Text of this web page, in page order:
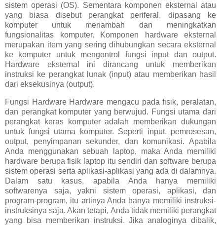
sistem operasi (OS). Sementara komponen eksternal atau
yang biasa disebut perangkat periferal, dipasang ke
komputer untuk menambah dan meningkatkan
fungsionalitas komputer. Komponen hardware eksternal
merupakan item yang sering dihubungkan secara eksternal
ke komputer untuk mengontrol fungsi input dan output.
Hardware eksternal ini dirancang untuk memberikan
instruksi ke perangkat lunak (input) atau memberikan hasil
dari eksekusinya (output).
Fungsi Hardware Hardware mengacu pada fisik, peralatan,
dan perangkat komputer yang berwujud. Fungsi utama dari
perangkat keras komputer adalah memberikan dukungan
untuk fungsi utama komputer. Seperti input, pemrosesan,
output, penyimpanan sekunder, dan komunikasi. Apabila
Anda menggunakan sebuah laptop, maka Anda memiliki
hardware berupa fisik laptop itu sendiri dan software berupa
sistem operasi serta aplikasi-aplikasi yang ada di dalamnya.
Dalam satu kasus, apabila Anda hanya memiliki
softwarenya saja, yakni sistem operasi, aplikasi, dan
program-program, itu artinya Anda hanya memiliki instruksi-
instruksinya saja. Akan tetapi, Anda tidak memiliki perangkat
yang bisa memberikan instruksi. Jika analoginya dibalik,